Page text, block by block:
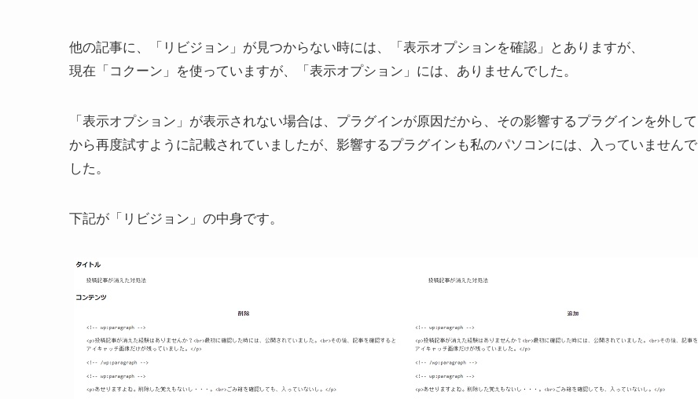
他の記事に、「リビジョン」が見つからない時には、「表示オプションを確認」とありますが、
現在「コクーン」を使っていますが、「表示オプション」には、ありませんでした。
「表示オプション」が表示されない場合は、プラグインが原因だから、その影響するプラグインを外して
から再度試すように記載されていましたが、影響するプラグインも私のパソコンには、入っていませんで
した。
下記が「リビジョン」の中身です。